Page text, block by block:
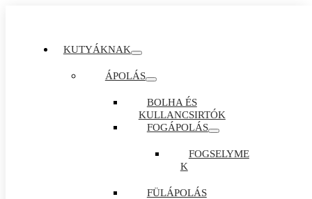
KUTYÁKNAK
ÁPOLÁS
BOLHA ÉS
KULLANCSIRTÓK
FOGÁPOLÁS
FOGSELYME
K
FÜLÁPOLÁS